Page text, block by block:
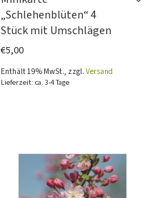
„Schlehenblüten“ 4
Stück mit Umschlägen
€5,00
Enthält 19% MwSt., zzgl. Versand
Lieferzeit: ca. 3-4 Tage